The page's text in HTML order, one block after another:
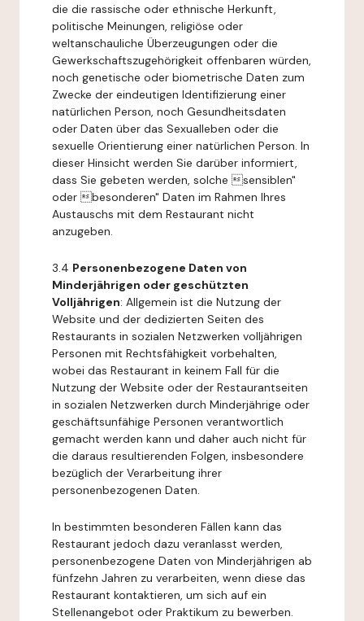
die die rassische oder ethnische Herkunft,
politische Meinungen, religiöse oder
weltanschauliche Überzeugungen oder die
Gewerkschaftszugehörigkeit offenbaren würden,
noch genetische oder biometrische Daten zum
Zwecke der eindeutigen Identifizierung einer
natürlichen Person, noch Gesundheitsdaten
oder Daten über das Sexualleben oder die
sexuelle Orientierung einer natürlichen Person. In
dieser Hinsicht werden Sie darüber informiert,
dass Sie gebeten werden, solche sensiblen"
oder besonderen" Daten im Rahmen Ihres
Austauschs mit dem Restaurant nicht
anzugeben.
3.4 Personenbezogene Daten von
Minderjährigen oder geschützten
Volljährigen: Allgemein ist die Nutzung der
Website und der dedizierten Seiten des
Restaurants in sozialen Netzwerken volljährigen
Personen mit Rechtsfähigkeit vorbehalten,
wobei das Restaurant in keinem Fall für die
Nutzung der Website oder der Restaurantseiten
in sozialen Netzwerken durch Minderjährige oder
geschäftsunfähige Personen verantwortlich
gemacht werden kann und daher auch nicht für
die daraus resultierenden Folgen, insbesondere
bezüglich der Verarbeitung ihrer
personenbezogenen Daten.
In bestimmten besonderen Fällen kann das
Restaurant jedoch dazu veranlasst werden,
personenbezogene Daten von Minderjährigen ab
fünfzehn Jahren zu verarbeiten, wenn diese das
Restaurant kontaktieren, um sich auf ein
Stellenangebot oder Praktikum zu bewerben.